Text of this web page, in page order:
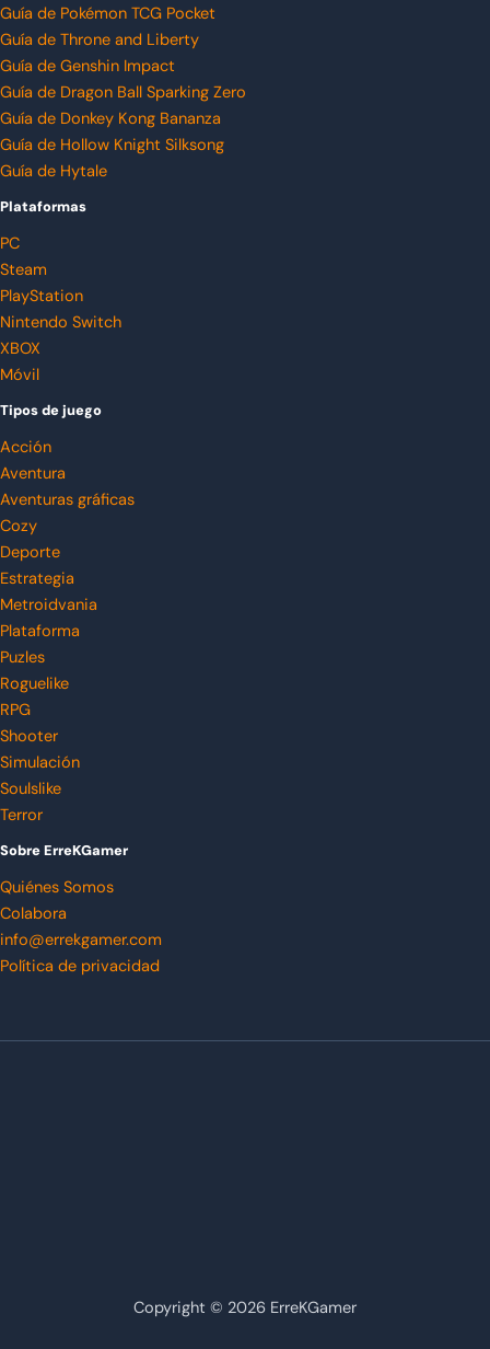
Guía de Pokémon TCG Pocket
Guía de Throne and Liberty
Guía de Genshin Impact
Guía de Dragon Ball Sparking Zero
Guía de Donkey Kong Bananza
Guía de Hollow Knight Silksong
Guía de Hytale
Plataformas
PC
Steam
PlayStation
Nintendo Switch
XBOX
Móvil
Tipos de juego
Acción
Aventura
Aventuras gráficas
Cozy
Deporte
Estrategia
Metroidvania
Plataforma
Puzles
Roguelike
RPG
Shooter
Simulación
Soulslike
Terror
Sobre ErreKGamer
Quiénes Somos
Colabora
info@errekgamer.com
Política de privacidad
Copyright © 2026 ErreKGamer